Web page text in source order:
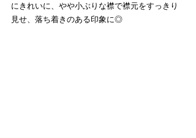
にきれいに、やや小ぶりな襟で襟元をすっきり
見せ、落ち着きのある印象に◎